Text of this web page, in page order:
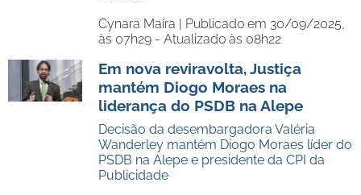
Cynara Maíra | Publicado em 30/09/2025,
às 07h29 - Atualizado às 08h22
Em nova reviravolta, Justiça
mantém Diogo Moraes na
liderança do PSDB na Alepe
Decisão da desembargadora Valéria
Wanderley mantém Diogo Moraes líder do
PSDB na Alepe e presidente da CPI da
Publicidade